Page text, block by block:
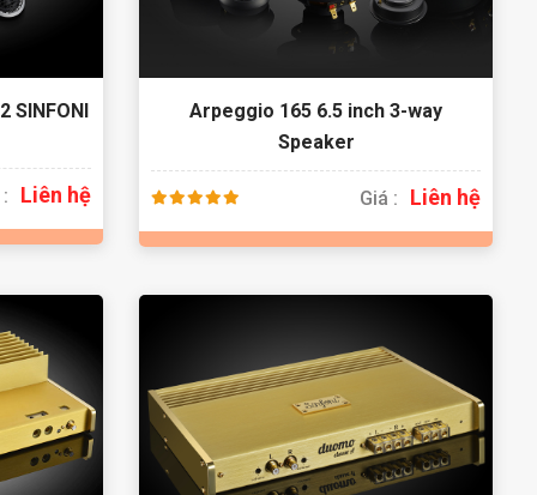
SINFONI
Liên hệ
Arpeggio 165 6.5 inch 3-way
Speaker
Giá : Liên hệ